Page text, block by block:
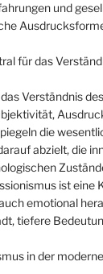
und
für das
Verständnis
die
abzielt, die
ist eine
emotional
tiefere
in der